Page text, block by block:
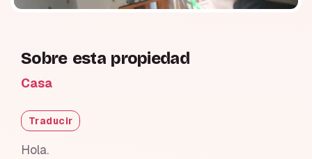
Sobre esta propiedad
Casa
Traducir
Hola.